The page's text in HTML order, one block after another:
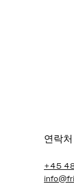
연락처
+45